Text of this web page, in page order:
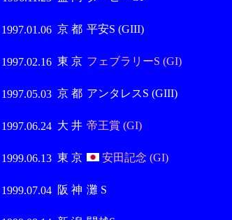
1997.01.06 京 都 平安S (GIII)
1997.02.16 東 京 フェブラリーS (GI)
1997.05.03 京 都 アンタレスS (GIII)
1997.06.24 大 井 帝王賞 (GI)
1999.06.13 東 京 安田記念 (GI)
1999.07.04 阪 神 灘 S